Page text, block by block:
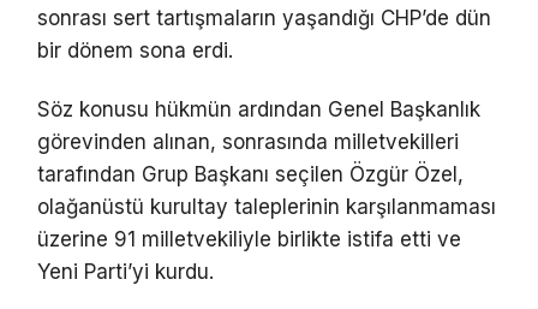
sonrası sert tartışmaların yaşandığı CHP’de dün
bir dönem sona erdi.
Söz konusu hükmün ardından Genel Başkanlık
görevinden alınan, sonrasında milletvekilleri
tarafından Grup Başkanı seçilen Özgür Özel,
olağanüstü kurultay taleplerinin karşılanmaması
üzerine 91 milletvekiliyle birlikte istifa etti ve
Yeni Parti’yi kurdu.